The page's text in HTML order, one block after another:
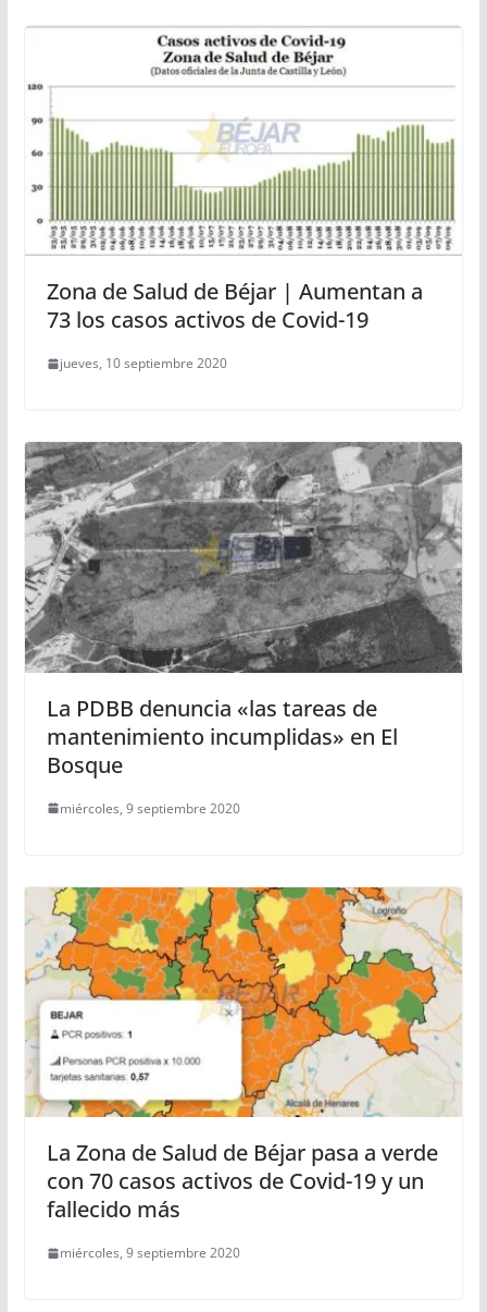
Zona de Salud de Béjar | Aumentan a
73 los casos activos de Covid-19
jueves, 10 septiembre 2020
La PDBB denuncia «las tareas de
mantenimiento incumplidas» en El
Bosque
miércoles, 9 septiembre 2020
La Zona de Salud de Béjar pasa a verde
con 70 casos activos de Covid-19 y un
fallecido más
miércoles, 9 septiembre 2020